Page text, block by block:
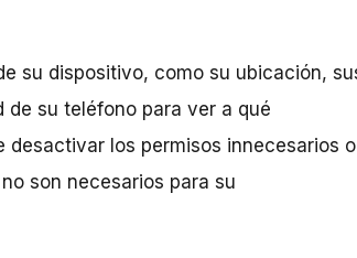
su dispositivo, como su ubicación,
su teléfono para ver a qué
desactivar los permisos innecesarios o
son necesarios para su